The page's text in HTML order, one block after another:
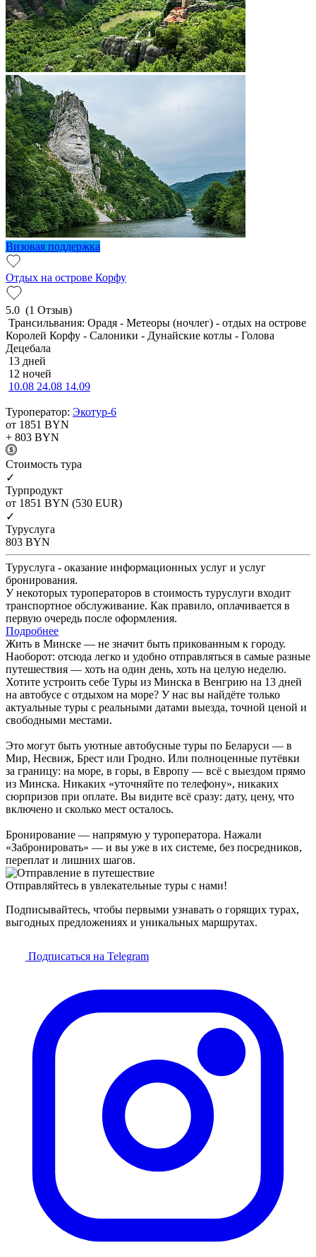
Визовая поддержка
Отдых на острове Корфу
5.0 (1 Отзыв)
Трансильвания: Орадя - Метеоры (ночлег) - отдых на острове
Королей Корфу - Салоники - Дунайские котлы - Голова
Децебала
13 дней
12 ночей
10.08 24.08 14.09
Туроператор: Экотур-6
от 1851 BYN
+ 803 BYN
Cтоимость тура
✓
Турпродукт
от 1851 BYN (530 EUR)
✓
Туруслуга
803 BYN
Туруслуга - оказание информационных услуг и услуг
бронирования.
У некоторых туроператоров в стоимость туруслуги входит
транспортное обслуживание. Как правило, оплачивается в
первую очередь после оформления.
Подробнее
Жить в Минске — не значит быть прикованным к городу.
Наоборот: отсюда легко и удобно отправляться в самые разные
путешествия — хоть на один день, хоть на целую неделю.
Хотите устроить себе Туры из Минска в Венгрию на 13 дней
на автобусе с отдыхом на море? У нас вы найдёте только
актуальные туры с реальными датами выезда, точной ценой и
свободными местами.
Это могут быть уютные автобусные туры по Беларуси — в
Мир, Несвиж, Брест или Гродно. Или полноценные путёвки
за границу: на море, в горы, в Европу — всё с выездом прямо
из Минска. Никаких «уточняйте по телефону», никаких
сюрпризов при оплате. Вы видите всё сразу: дату, цену, что
включено и сколько мест осталось.
Бронирование — напрямую у туроператора. Нажали
«Забронировать» — и вы уже в их системе, без посредников,
переплат и лишних шагов.
Отправляйтесь в увлекательные туры с нами!
Подписывайтесь, чтобы первыми узнавать о горящих турах,
выгодных предложениях и уникальных маршрутах.
Подписаться на Telegram